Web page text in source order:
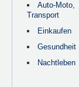
Auto-Moto,
Transport
Einkaufen
Gesundheit
Nachtleben